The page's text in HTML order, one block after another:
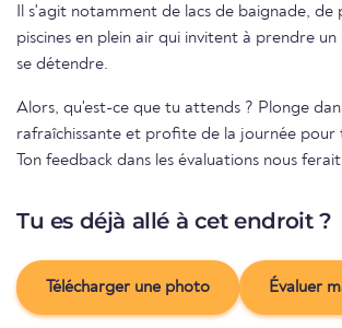
Il s'agit notamment de lacs de baignade, de
piscines en plein air qui invitent à prendre un
se détendre.
Alors, qu'est-ce que tu attends ? Plonge
rafraîchissante et profite de la journée pour
Ton feedback dans les évaluations nous
Tu es déjà allé à cet endroit ?
Télécharger une photo Évaluer